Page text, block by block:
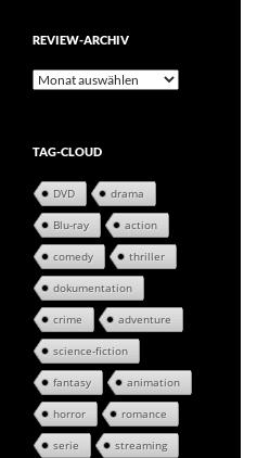
REVIEW-ARCHIV
Review-
TAG-CLOUD
DVD drama
Blu-ray action
comedy thriller
dokumentation
crime adventure
science-fiction
fantasy animation
horror romance
serie streaming